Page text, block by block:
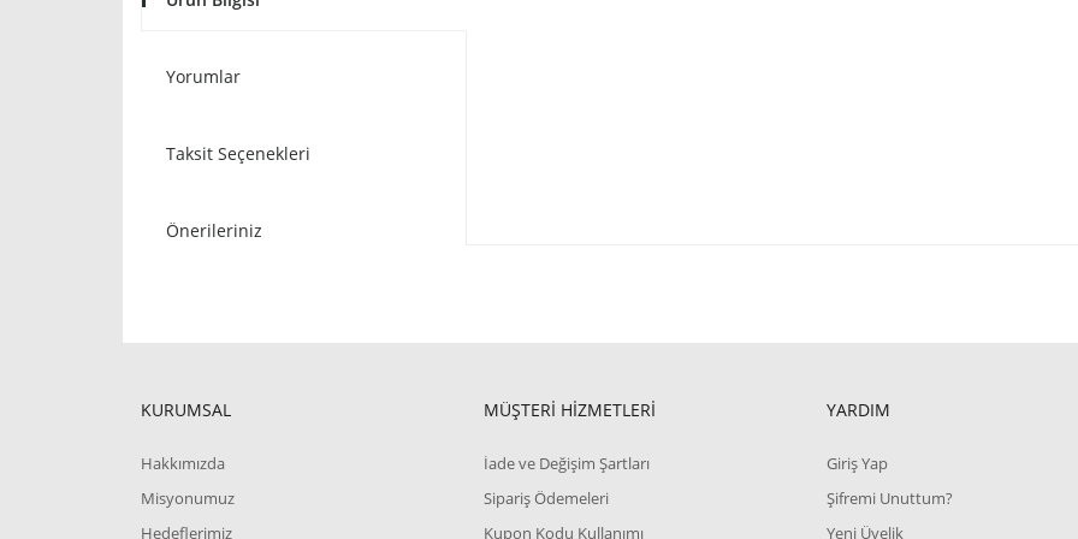
Yorumlar
Taksit Seçenekleri
Önerileriniz
KURUMSAL
Hakkımızda
Misyonumuz
Hedeflerimiz
MÜŞTERİ HİZMETLERİ
İade ve Değişim Şartları
Sipariş Ödemeleri
Kupon Kodu Kullanımı
YARDIM
Giriş Yap
Şifremi Unuttum?
Yeni Üyelik